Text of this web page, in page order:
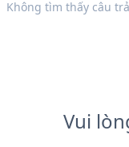
Không tìm thấy câu
Vui